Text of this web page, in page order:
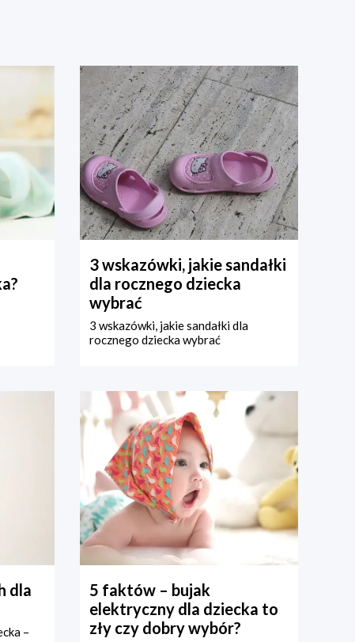
3 wskazówki, jakie sandałki
dla rocznego dziecka
wybrać
3 wskazówki, jakie sandałki dla
rocznego dziecka wybrać
dla
–
5 faktów – bujak
elektryczny dla dziecka to
zły czy dobry wybór?